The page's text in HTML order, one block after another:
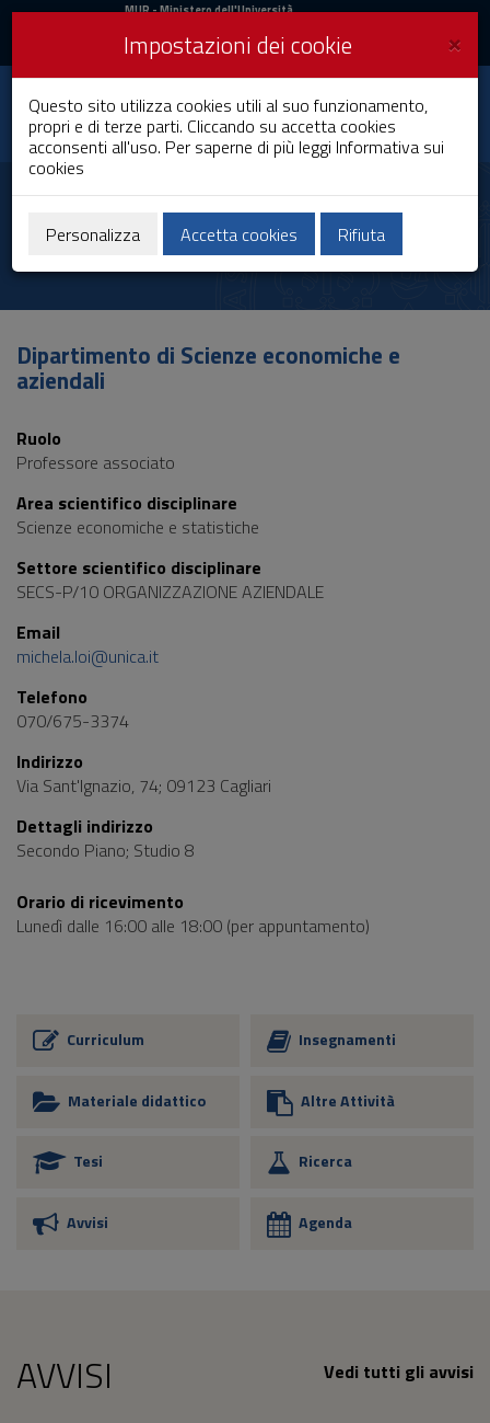
Vai
al
navigazione
sito
al
Footer
MIUR
Accedi
MUR- Ministero dell'Università
Accedi UniCA News
Toggle
navigation
Università degli
Studi di Cagliari
Michela Loi
Dipartimento di Scienze economiche e
aziendali
Ruolo
Professore associato
Area scientifico disciplinare
Scienze economiche e statistiche
Settore scientifico disciplinare
SECS-P/10 ORGANIZZAZIONE AZIENDALE
Email
michela.loi@unica.it
Telefono
070/675-3374
Indirizzo
Via Sant'Ignazio, 74; 09123 Cagliari
Dettagli indirizzo
Secondo Piano; Studio 8
Orario di ricevimento
Lunedì dalle 16:00 alle 18:00 (per appuntamento)
Curriculum Insegnamenti
Materiale didattico Altre Attività
Tesi Ricerca
Avvisi Agenda
AVVISI Vedi tutti gli avvisi
×
Impostazioni dei cookie
Questo sito utilizza cookies utili al suo funzionamento,
propri e di terze parti. Cliccando su accetta cookies
acconsenti all'uso. Per saperne di più leggi Informativa sui
cookies
Personalizza Accetta cookies Rifiuta